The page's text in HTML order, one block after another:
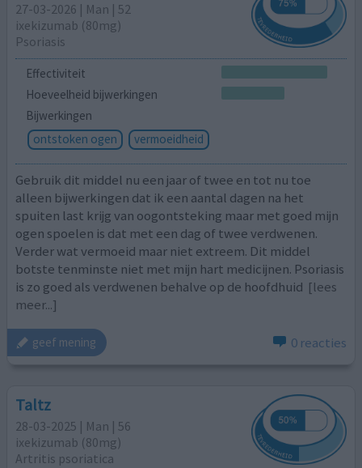
27-03-2026 | Man | 52
ixekizumab (80mg)
Psoriasis
Effectiviteit
Hoeveelheid bijwerkingen
Bijwerkingen
ontstoken ogen
vermoeidheid
Gebruik dit middel nu een jaar of twee en tot nu toe
alleen bijwerkingen dat ik een aantal dagen na het
spuiten last krijg van oogontsteking maar met goed mijn
ogen spoelen is dat met een dag of twee verdwenen.
Verder wat vermoeid maar niet extreem. Dit middel
botste tenminste niet met mijn hart medicijnen. Psoriasis
is zo goed als verdwenen behalve op de hoofdhuid [lees
meer...]
geef mening 0 reacties
Taltz
28-03-2025 | Man | 56
ixekizumab (80mg)
Artritis psoriatica